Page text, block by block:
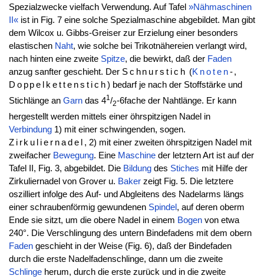
Spezialzwecke vielfach Verwendung. Auf Tafel »Nähmaschinen
II«ist in Fig. 7 eine solche Spezialmaschine abgebildet. Man gibt
dem Wilcox u. Gibbs-Greiser zur Erzielung einer besonders
elastischen Naht, wie solche bei Trikotnähereien verlangt wird,
nach hinten eine zweite Spitze, die bewirkt, daß der Faden
anzug sanfter geschieht. Der Schnurstich (Knoten-,
Doppelkettenstich) bedarf je nach der Stoffstärke und
Stichlänge an Garndas 41/2-6fache der Nahtlänge. Er kann
hergestellt werden mittels einer öhrspitzigen Nadel in
Verbindung1) mit einer schwingenden, sogen.
Zirkuliernadel , 2) mit einer zweiten öhrspitzigen Nadel mit
zweifacher Bewegung. Eine Maschineder letztern Art ist auf der
Tafel II, Fig. 3, abgebildet. Die Bildungdes Stiches mit Hilfe der
Zirkuliernadel von Grover u. Bakerzeigt Fig. 5. Die letztere
oszilliert infolge des Auf- und Abgleitens des Nadelarms längs
einer schraubenförmig gewundenen Spindel , auf deren oberm
Ende sie sitzt, um die obere Nadel in einem Bogenvon etwa
240°. Die Verschlingung des untern Bindefadens mit dem obern
Fadengeschieht in der Weise (Fig. 6), daß der Bindefaden
durch die erste Nadelfadenschlinge, dann um die zweite
Schlingeherum, durch die erste zurück und in die zweite